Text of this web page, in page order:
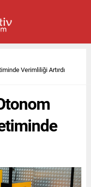
Verimliliği Artırdı